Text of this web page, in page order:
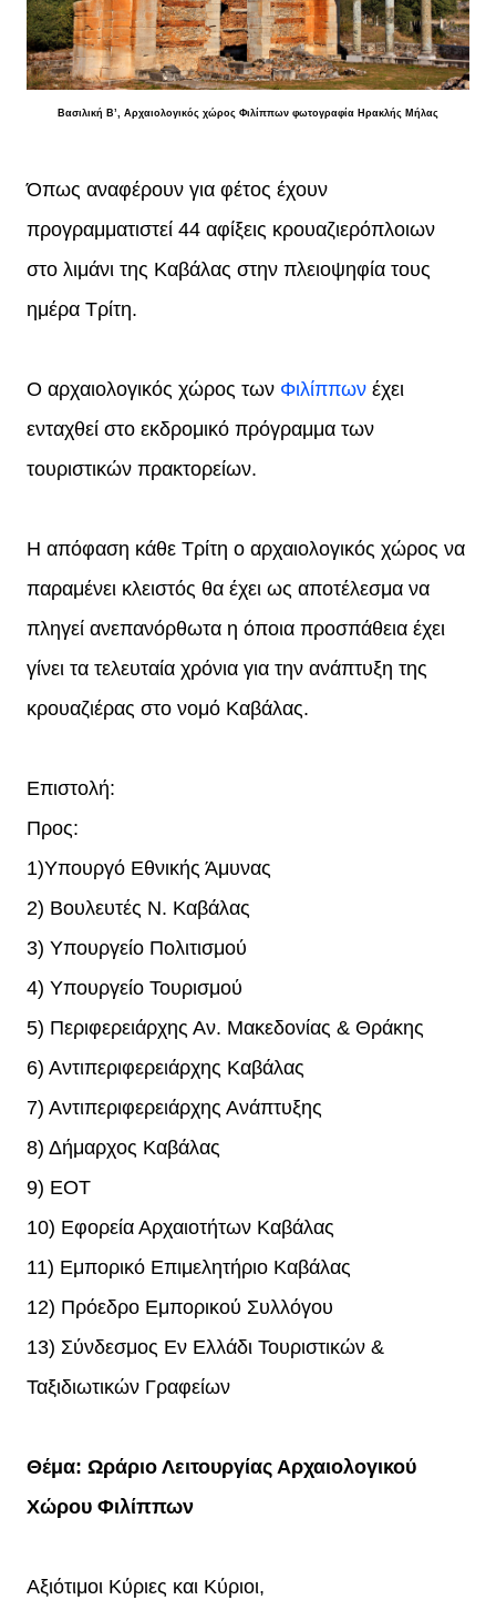
Βασιλική Β’, Αρχαιολογικός χώρος Φιλίππων φωτογραφία Ηρακλής Μήλας
Όπως αναφέρουν για φέτος έχουν
προγραμματιστεί 44 αφίξεις κρουαζιερόπλοιων
στο λιμάνι της Καβάλας στην πλειοψηφία τους
ημέρα Τρίτη.
Ο αρχαιολογικός χώρος των Φιλίππων έχει
ενταχθεί στο εκδρομικό πρόγραμμα των
τουριστικών πρακτορείων.
Η απόφαση κάθε Τρίτη ο αρχαιολογικός χώρος να
παραμένει κλειστός θα έχει ως αποτέλεσμα να
πληγεί ανεπανόρθωτα η όποια προσπάθεια έχει
γίνει τα τελευταία χρόνια για την ανάπτυξη της
κρουαζιέρας στο νομό Καβάλας.
Επιστολή:
Προς:
1)Υπουργό Εθνικής Άμυνας
2) Βουλευτές Ν. Καβάλας
3) Υπουργείο Πολιτισμού
4) Υπουργείο Τουρισμού
5) Περιφερειάρχης Αν. Μακεδονίας & Θράκης
6) Αντιπεριφερειάρχης Καβάλας
7) Αντιπεριφερειάρχης Ανάπτυξης
8) Δήμαρχος Καβάλας
9) ΕΟΤ
10) Εφορεία Αρχαιοτήτων Καβάλας
11) Εμπορικό Επιμελητήριο Καβάλας
12) Πρόεδρο Εμπορικού Συλλόγου
13) Σύνδεσμος Εν Ελλάδι Τουριστικών &
Ταξιδιωτικών Γραφείων
Θέμα: Ωράριο Λειτουργίας Αρχαιολογικού
Χώρου Φιλίππων
Αξιότιμοι Κύριες και Κύριοι,